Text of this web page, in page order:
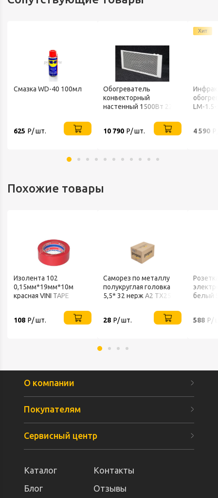
Смазка WD-40 100мл
625 Р/ шт.
Обогреватель
конвекторный
настенный 1500Вт 220В
10 790 Р/ шт.
Хит
LM-
4 590
Похожие товары
Изолента 102
0,15мм*19мм*10м
красная VINI TAPE
108 Р/ шт.
Саморез по металлу
полукруглая головка
5,5* 32 нерж А2 ТХ25
28 Р/ шт.
белый
588 Р/
О компании
Покупателям
Сервисный центр
Каталог
Контакты
Блог
Отзывы